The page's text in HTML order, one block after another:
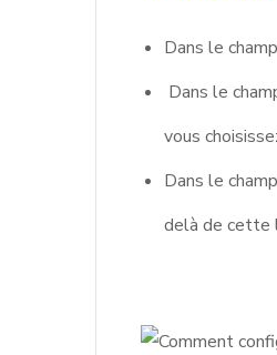
Dans le champ
Dans le
vous
Dans le champ
delà de cette